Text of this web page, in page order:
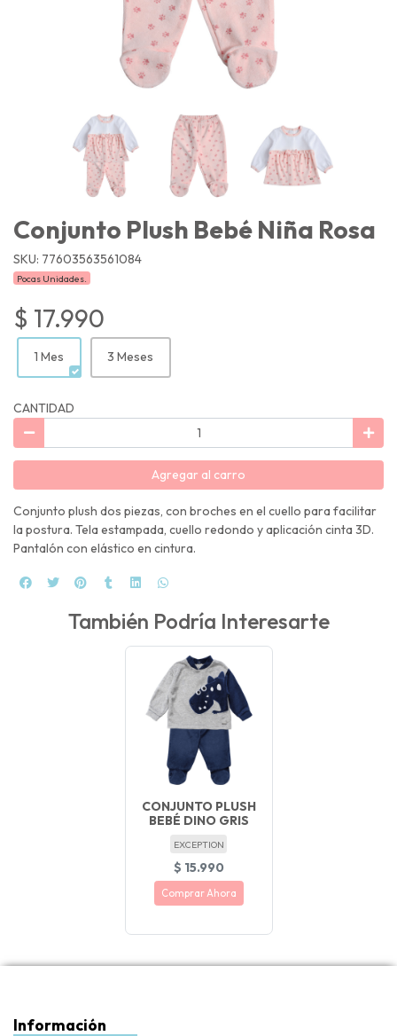
Conjunto Plush Bebé Niña Rosa
SKU: 77603563561084
Pocas Unidades.
$ 17.990
1 Mes 3 Meses
CANTIDAD
Agregar al carro
Conjunto plush dos piezas, con broches en el cuello para facilitar
la postura. Tela estampada, cuello redondo y aplicación cinta 3D.
Pantalón con elástico en cintura.
También Podría Interesarte
CONJUNTO PLUSH
BEBÉ DINO GRIS
EXCEPTION
$ 15.990
Comprar Ahora
Información